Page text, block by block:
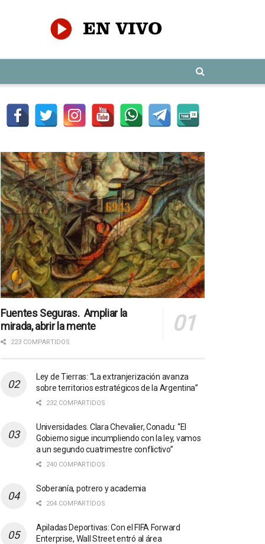
Fuentes Seguras. Ampliar la
mirada, abrir la mente
223 COMPARTIDOS
Ley de Tierras: “La extranjerización avanza
sobre territorios estratégicos de la Argentina”
232 COMPARTIDOS
Universidades. Clara Chevalier, Conadu: “El
Gobierno sigue incumpliendo con la ley, vamos
a un segundo cuatrimestre conflictivo”
240 COMPARTIDOS
Soberanía, potrero y academia
204 COMPARTIDOS
Apiladas Deportivas: Con el FIFA Forward
Enterprise, Wall Street entró al área